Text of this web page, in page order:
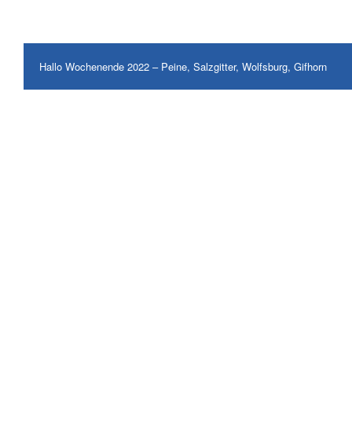
Hallo Wochenende 2022 – Peine, Salzgitter, Wolfsburg, Gifhorn